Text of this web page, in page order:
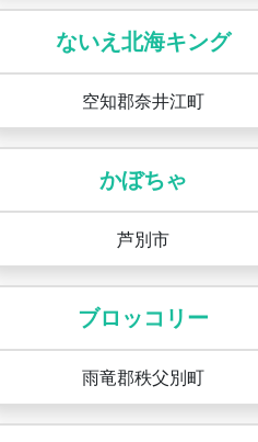
ないえ北海キング
空知郡奈井江町
かぼちゃ
芦別市
ブロッコリー
雨竜郡秩父別町